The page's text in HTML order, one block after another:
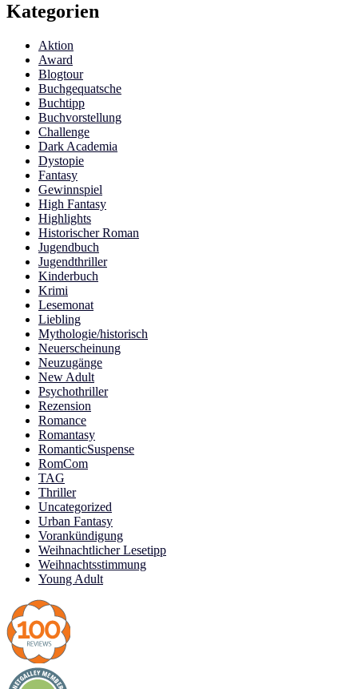
Kategorien
Aktion
Award
Blogtour
Buchgequatsche
Buchtipp
Buchvorstellung
Challenge
Dark Academia
Dystopie
Fantasy
Gewinnspiel
High Fantasy
Highlights
Historischer Roman
Jugendbuch
Jugendthriller
Kinderbuch
Krimi
Lesemonat
Liebling
Mythologie/historisch
Neuerscheinung
Neuzugänge
New Adult
Psychothriller
Rezension
Romance
Romantasy
RomanticSuspense
RomCom
TAG
Thriller
Uncategorized
Urban Fantasy
Vorankündigung
Weihnachtlicher Lesetipp
Weihnachtsstimmung
Young Adult